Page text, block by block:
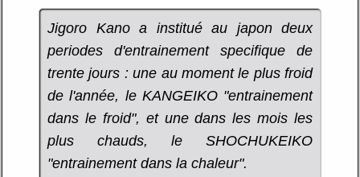
Jigoro Kano a institué au japon deux
periodes d'entrainement specifique de
trente jours : une au moment le plus froid
de l'année, le KANGEIKO "entrainement
dans le froid", et une dans les mois les
plus chauds, le SHOCHUKEIKO
"entrainement dans la chaleur".